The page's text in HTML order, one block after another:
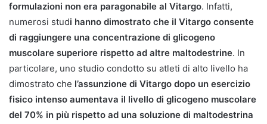
formulazioni non era paragonabile al Vitargo. Infatti,
numerosi studi hanno dimostrato che il Vitargo consente
di raggiungere una concentrazione di glicogeno
muscolare superiore rispetto ad altre maltodestrine. In
particolare, uno studio condotto su atleti di alto livello ha
dimostrato che l’assunzione di Vitargo dopo un esercizio
fisico intenso aumentava il livello di glicogeno muscolare
del 70% in più rispetto ad una soluzione di maltodestrina